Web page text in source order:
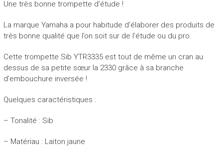
Une très bonne trompette d’étude !
La marque Yamaha a pour habitude d’élaborer des produits de
très bonne qualité que l’on soit sur de l’étude ou du pro.
Cette trompette Sib YTR3335 est tout de même un cran au
dessus de sa petite sœur la 2330 grâce à sa branche
d’embouchure inversée !
Quelques caractéristiques :
– Tonalité : Sib
– Matériau : Laiton jaune